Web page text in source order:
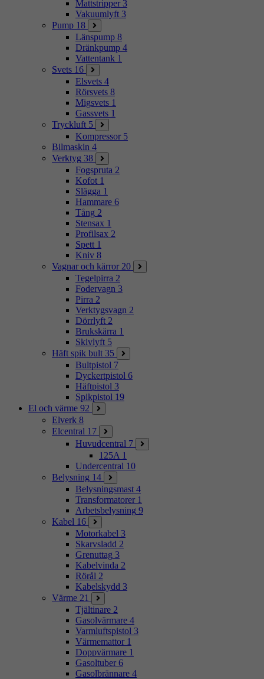
Mattstripper 3
Vakuumlyft 3
Pump 18
Länspump 8
Dränkpump 4
Vattentank 1
Svets 16
Elsvets 4
Rörsvets 8
Migsvets 1
Gassvets 1
Tryckluft 5
Kompressor 5
Bilmaskin 4
Verktyg 38
Fogspruta 2
Kofot 1
Slägga 1
Hammare 6
Tång 2
Stensax 1
Profilsax 2
Spett 1
Kniv 8
Vagnar och kärror 20
Tegelpirra 2
Fodervagn 3
Pirra 2
Verktygsvagn 2
Dörrlyft 2
Brukskärra 1
Skivlyft 5
Häft spik bult 35
Bultpistol 7
Dyckertpistol 6
Häftpistol 3
Spikpistol 19
El och värme 92
Elverk 8
Elcentral 17
Huvudcentral 7
125A 1
Undercentral 10
Belysning 14
Belysningsmast 4
Transformatorer 1
Arbetsbelysning 9
Kabel 16
Motorkabel 3
Skarvsladd 2
Grenuttag 3
Kabelvinda 2
Rörål 2
Kabelskydd 3
Värme 21
Tjältinare 2
Gasolvärmare 4
Varmluftspistol 3
Värmemattor 1
Doppvärmare 1
Gasoltuber 6
Gasolbrännare 4